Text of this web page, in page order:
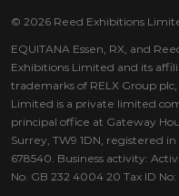
© 2026 Reed Exhibitions
EQUITANA Essen, RX, and
Exhibitions Limited and its
trademarks of RELX Group
Limited is a private limited
principal office at Gateway
Surrey, TW9 1DN, registered
678540. Business activity:
No. GB 232 4004 20 Tax ID No: